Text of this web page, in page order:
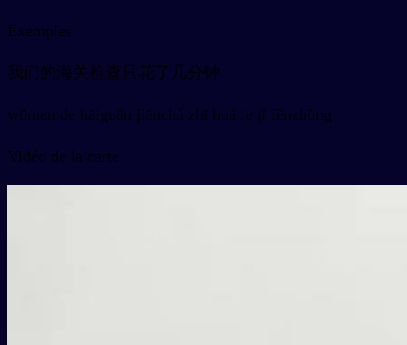
Exemples
我们的海关检查只花了几分钟
wǒmen de hǎiguān jiǎnchá zhǐ huā le jǐ fēnzhōng
Vidéo de la carte